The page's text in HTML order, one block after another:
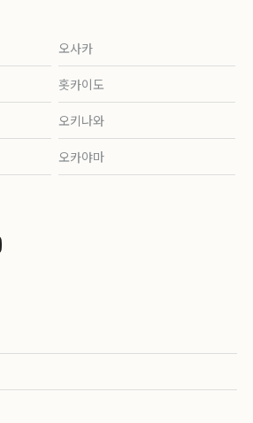
오사카
홋카이도
오키나와
오카야마